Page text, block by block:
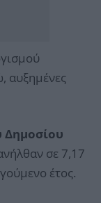
αυξημένες
Δημοσίου
σε 7,17
έτος.